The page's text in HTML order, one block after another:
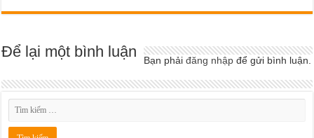
Để lại một bình luận Bạn phảiđăng nhập để gửi bình luận.